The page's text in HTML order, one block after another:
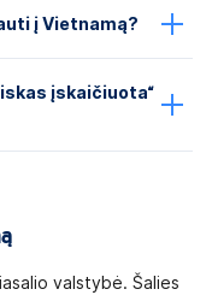
į Vietnamą?
įskaičiuota“
valstybė. Šalies